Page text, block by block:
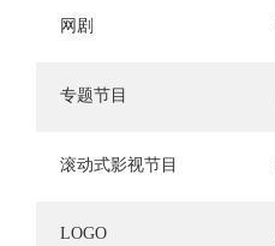
网剧
专题节目
滚动式影视节目
LOGO